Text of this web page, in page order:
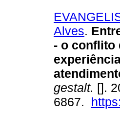
Alves.
- o conflito
gestalt. [].
6867.